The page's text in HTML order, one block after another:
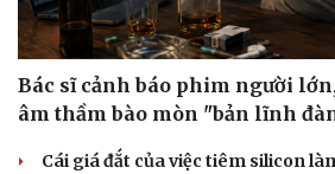
Bác sĩ cảnh báo phim người
âm thầm bào mòn "bản lĩnh
Cái giá đắt của việc tiêm silicon